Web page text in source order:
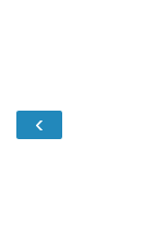
‹